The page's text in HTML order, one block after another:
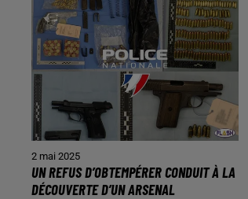
2 mai 2025
UN REFUS D’OBTEMPÉRER CONDUIT À LA
DÉCOUVERTE D’UN ARSENAL